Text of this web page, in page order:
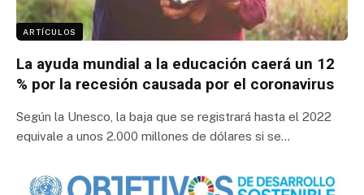
ARTÍCULOS
La ayuda mundial a la educación caerá un 12
% por la recesión causada por el coronavirus
Según la Unesco, la baja que se registrará hasta el 2022
equivale a unos 2.000 millones de dólares si se…